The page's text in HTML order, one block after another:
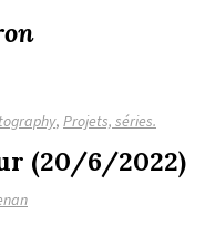
, Projets, séries.
(20/6/2022)